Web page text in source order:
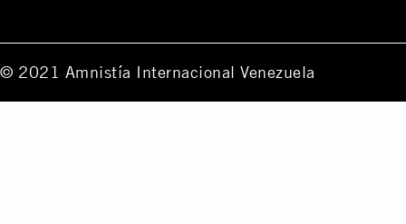
© 2021 Amnistía Internacional Venezuela